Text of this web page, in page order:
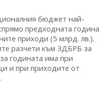
бюджет най-
предходната година
приходи (5 млрд. лв.).
разчети към ЗДБРБ за
годината има при
и при приходите от